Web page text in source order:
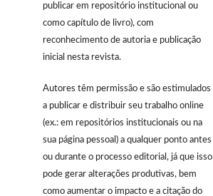
publicar em repositório institucional ou
como capítulo de livro), com
reconhecimento de autoria e publicação
inicial nesta revista.
Autores têm permissão e são estimulados
a publicar e distribuir seu trabalho online
(ex.: em repositórios institucionais ou na
sua página pessoal) a qualquer ponto antes
ou durante o processo editorial, já que isso
pode gerar alterações produtivas, bem
como aumentar o impacto e a citação do